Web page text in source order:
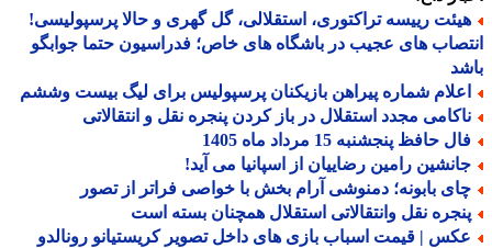
رییسه تراکتوری، استقلالی، گل گهری و حالا پرسپولیسی!
های عجیب در باشگاه های خاص؛ فدراسیون حتما جوابگو
شماره پیراهن بازیکنان پرسپولیس برای لیگ بیست وششم
مجدد استقلال در باز کردن پنجره نقل و انتقالاتی
حافظ پنجشنبه 15 مرداد ماه 1405
رامین رضاییان از اسپانیا می آید!
بابونه؛ دمنوشی آرام بخش با خواصی فراتر از تصور
نقل وانتقالاتی استقلال همچنان بسته است
| قیمت اسباب بازی های داخل تصویر کریستیانو رونالدو